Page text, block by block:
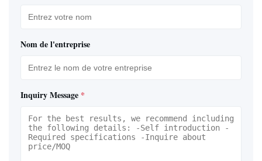
Nom de l'entreprise
Inquiry Message *